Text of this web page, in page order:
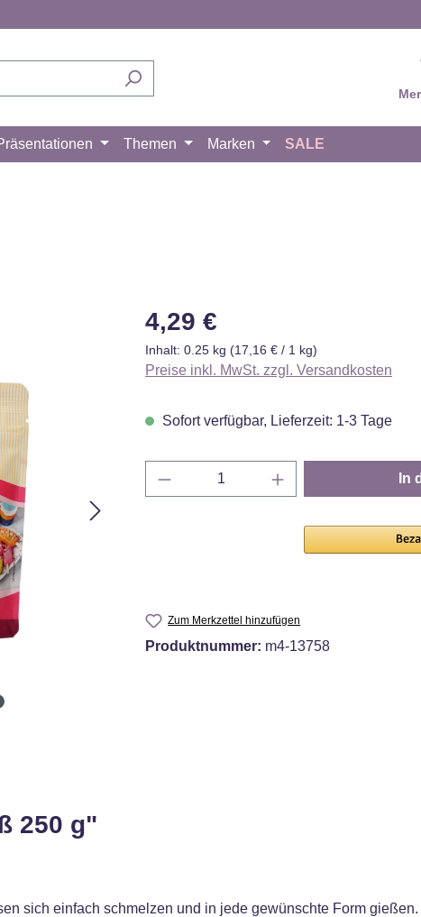
Themen Marken SALE
Regulärer Preis:
4,29 €
Inhalt: 0.25 kg (17,16 € / 1 kg)
Preise inkl. MwSt. zzgl. Versandkosten
Sofort verfügbar, Lieferzeit: 1-3 Tage
Produkt Anzahl: Gib den In
Zum Merkzettel hinzufügen
Produktnummer: m4-13758
250 g"
sich einfach schmelzen und in jede gewünschte Form